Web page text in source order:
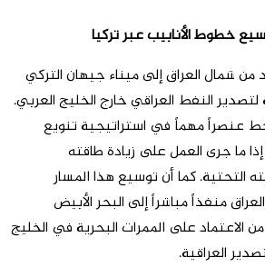
خطوط الأنابيب عبر تركيا
من شمال العراق إلى ميناء جيهان التركي
لتصدير النفط العراقي خارج الخليج العربي.
عنصراً مهماً في استراتيجية تنويع
ما جرى العمل على زيادة طاقته
التحتية. كما أن توسيع هذا المسار
منفذاً مباشراً إلى البحر الأبيض
الاعتماد على الممرات البحرية في الخليج
العراقية.